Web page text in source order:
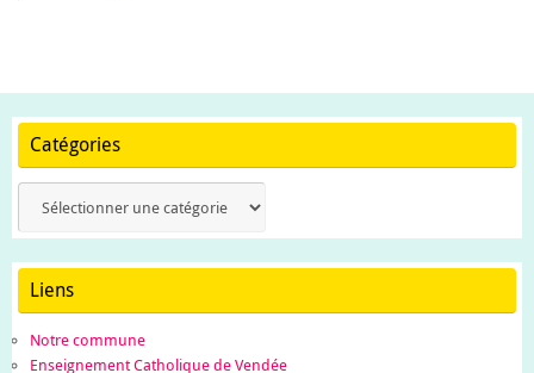
Catégories
Liens
Notre commune
Enseignement Catholique de Vendée